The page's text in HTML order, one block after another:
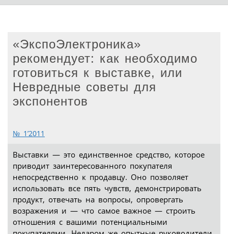
«ЭкспоЭлектроника»
рекомендует: как необходимо
готовиться к выставке, или
Невредные советы для
экспонентов
№ 1’2011
Выставки — это единственное средство, которое
приводит заинтересованного покупателя
непосредственно к продавцу. Оно позволяет
использовать все пять чувств, демонстрировать
продукт, отвечать на вопросы, опровергать
возражения и — что самое важное — строить
отношения с вашими потенциальными